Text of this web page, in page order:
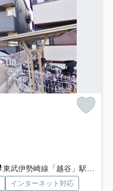
東武伊勢崎線「越谷」駅 徒歩26分
インターネット対応